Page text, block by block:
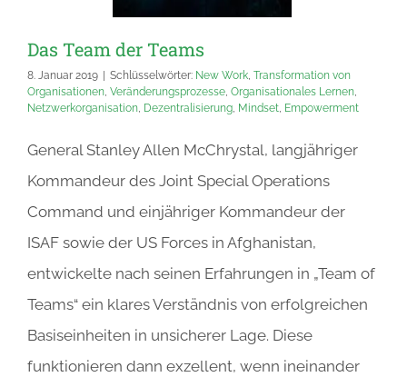
Das Team der Teams
8. Januar 2019 Schlüsselwörter: New Work, Transformation von
Organisationen, Veränderungsprozesse, Organisationales Lernen,
Netzwerkorganisation, Dezentralisierung, Mindset, Empowerment
General Stanley Allen McChrystal, langjähriger
Kommandeur des Joint Special Operations
Command und einjähriger Kommandeur der
ISAF sowie der US Forces in Afghanistan,
entwickelte nach seinen Erfahrungen in „Team of
Teams“ ein klares Verständnis von erfolgreichen
Basiseinheiten in unsicherer Lage. Diese
funktionieren dann exzellent, wenn ineinander